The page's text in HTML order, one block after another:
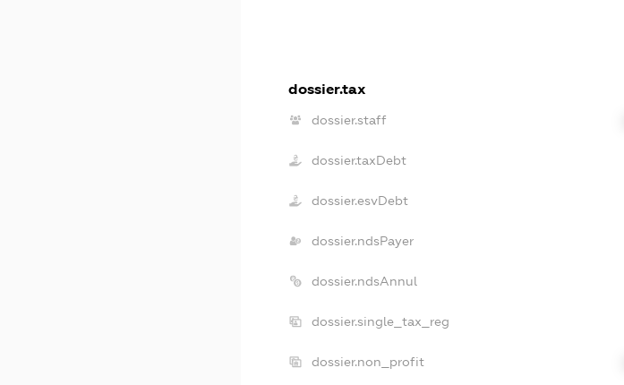
dossier.tax
dossier.staff
dossier.taxDebt
dossier.esvDebt
dossier.ndsPayer
dossier.ndsAnnul
dossier.single_tax_reg
dossier.non_profit